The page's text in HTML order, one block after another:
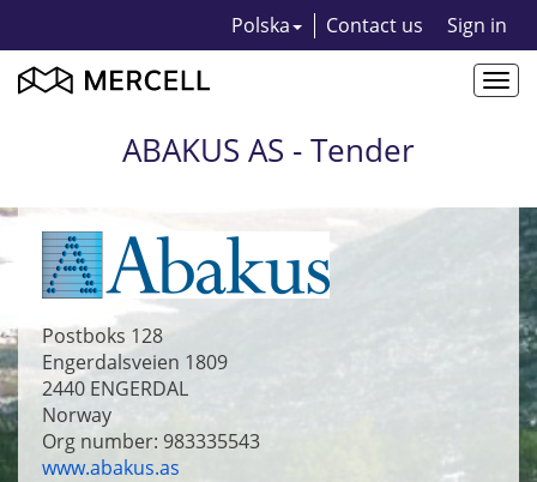
Polska Contact us Sign in
ABAKUS AS - Tender
Postboks 128
Engerdalsveien 1809
2440 ENGERDAL
Norway
Org number: 983335543
www.abakus.as